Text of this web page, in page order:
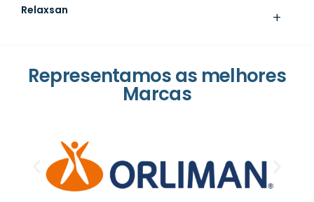
+
Relaxsan
Representamos as melhores
Marcas